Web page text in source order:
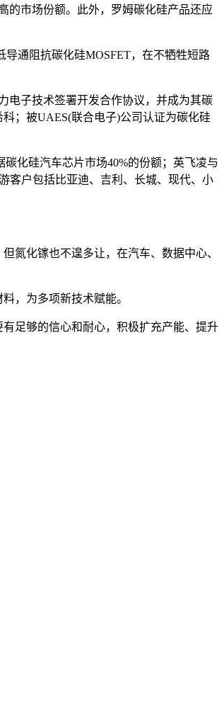
的市场份额。此外，罗姆碳化硅产品还应
导通阻抗碳化硅MOSFET，在不牺牲短路
电子技术签署开发合作协议，并成为其碳
；被UAES(联合电子)公司认证为碳化硅
化硅汽车芯片市场40%的份额；英飞凌与
客户包括比亚迪、吉利、长城、现代、小
氮化镓也不遑多让，在汽车、数据中心、
，为多项新技术赋能。
足够的信心和耐心，积极扩充产能、提升